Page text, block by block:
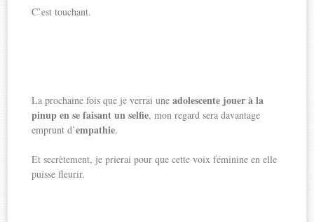
C’est touchant.
La prochaine fois que je verrai uneadolescente jouer à la
pinup en se faisant un selfie, mon regard sera davantage
emprunt d’empathie.
Et secrètement, je prierai pour que cette voix féminine en elle
puisse fleurir.